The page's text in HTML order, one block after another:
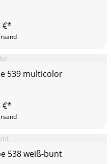
€*
539 multicolor
€*
538 weiß-bunt